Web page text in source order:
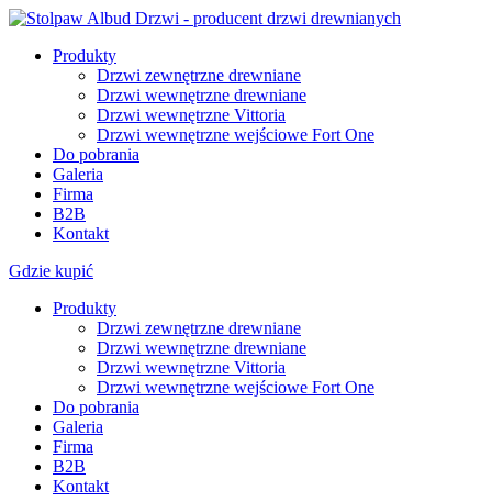
Produkty
Drzwi zewnętrzne drewniane
Drzwi wewnętrzne drewniane
Drzwi wewnętrzne Vittoria
Drzwi wewnętrzne wejściowe Fort One
Do pobrania
Galeria
Firma
B2B
Kontakt
Gdzie kupić
Produkty
Drzwi zewnętrzne drewniane
Drzwi wewnętrzne drewniane
Drzwi wewnętrzne Vittoria
Drzwi wewnętrzne wejściowe Fort One
Do pobrania
Galeria
Firma
B2B
Kontakt